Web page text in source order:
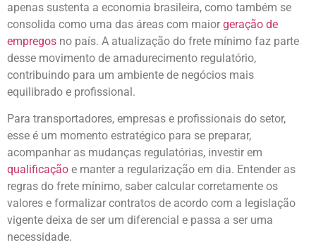
apenas sustenta a economia brasileira, como também se
consolida como uma das áreas com maior geração de
empregos no país. A atualização do frete mínimo faz parte
desse movimento de amadurecimento regulatório,
contribuindo para um ambiente de negócios mais
equilibrado e profissional.
Para transportadores, empresas e profissionais do setor,
esse é um momento estratégico para se preparar,
acompanhar as mudanças regulatórias, investir em
qualificação e manter a regularização em dia. Entender as
regras do frete mínimo, saber calcular corretamente os
valores e formalizar contratos de acordo com a legislação
vigente deixa de ser um diferencial e passa a ser uma
necessidade.